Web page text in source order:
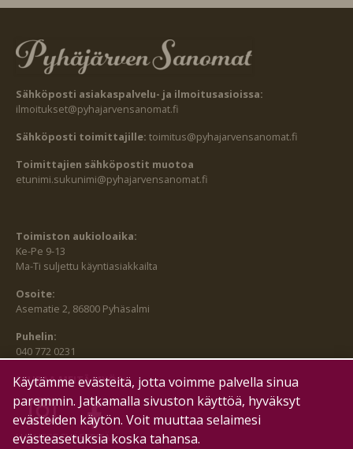
Sähköposti asiakaspalvelu- ja ilmoitusasioissa:
ilmoitukset@pyhajarvensanomat.fi
Sähköposti toimittajille: toimitus@pyhajarvensanomat.fi
Toimittajien sähköpostit muotoa
etunimi.sukunimi@pyhajarvensanomat.fi
Toimiston aukioloaika:
Ke-Pe 9-13
Ma-Ti suljettu käyntiasiakkailta
Osoite:
Asematie 2, 86800 Pyhäsalmi
Puhelin:
040 772 0231
SEURAA MEITÄ MYÖS:
HALLITSE EVÄSTEITÄ
Käytämme evästeitä, jotta voimme palvella sinua
paremmin. Jatkamalla sivuston käyttöä, hyväksyt
evästeiden käytön. Voit muuttaa selaimesi
evästeasetuksia koska tahansa.